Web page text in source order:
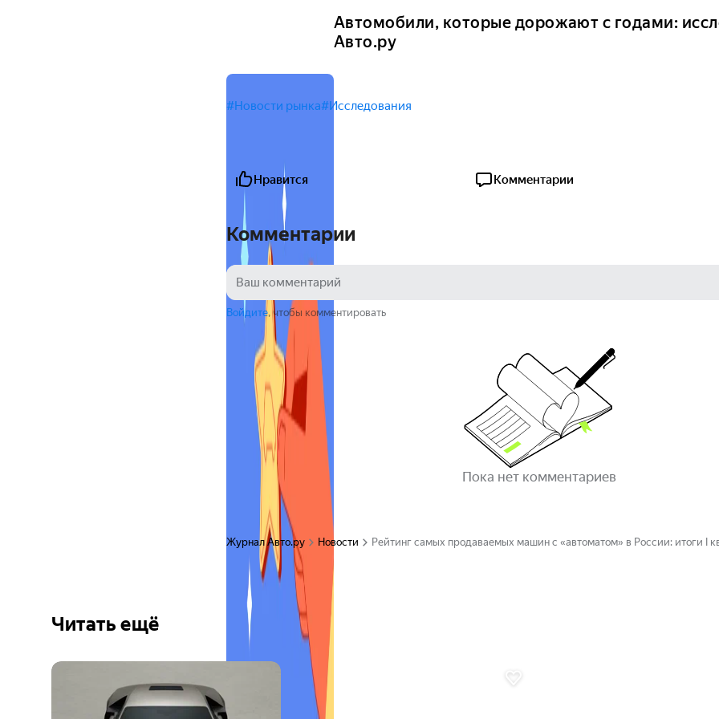
Автомобили, которые дорожают с годами:
Авто.ру
#Новости рынка#Исследования
Нравится Комментарии
Комментарии
Войдите, чтобы комментировать
Пока нет комментариев
Журнал Авто.ру Новости Рейтинг самых продаваемых машин с «автоматом» в России: итоги I
Читать ещё
Ещё 6